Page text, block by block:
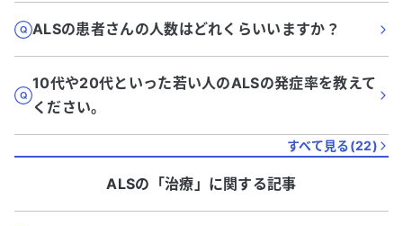
ALSの患者さんの人数はどれくらいいますか？
10代や20代といった若い人のALSの発症率を教えて
ください。
すべて見る(22)
ALSの「治療 」に関する記事